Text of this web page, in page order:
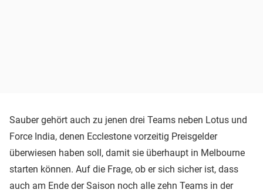
Sauber gehört auch zu jenen drei Teams neben Lotus und
Force India, denen Ecclestone vorzeitig Preisgelder
überwiesen haben soll, damit sie überhaupt in Melbourne
starten können. Auf die Frage, ob er sich sicher ist, dass
auch am Ende der Saison noch alle zehn Teams in der